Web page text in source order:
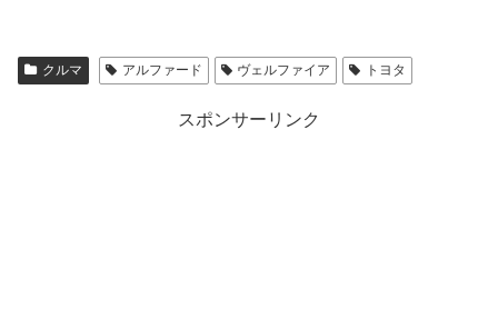
クルマ アルファード ヴェルファイア トヨタ
スポンサーリンク